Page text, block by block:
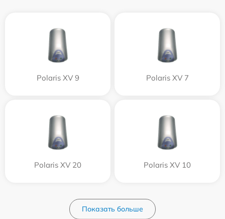
Polaris XV 9 Polaris XV 7
Polaris XV 20 Polaris XV 10
Показать больше